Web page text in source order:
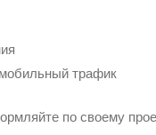
трафик
по своему